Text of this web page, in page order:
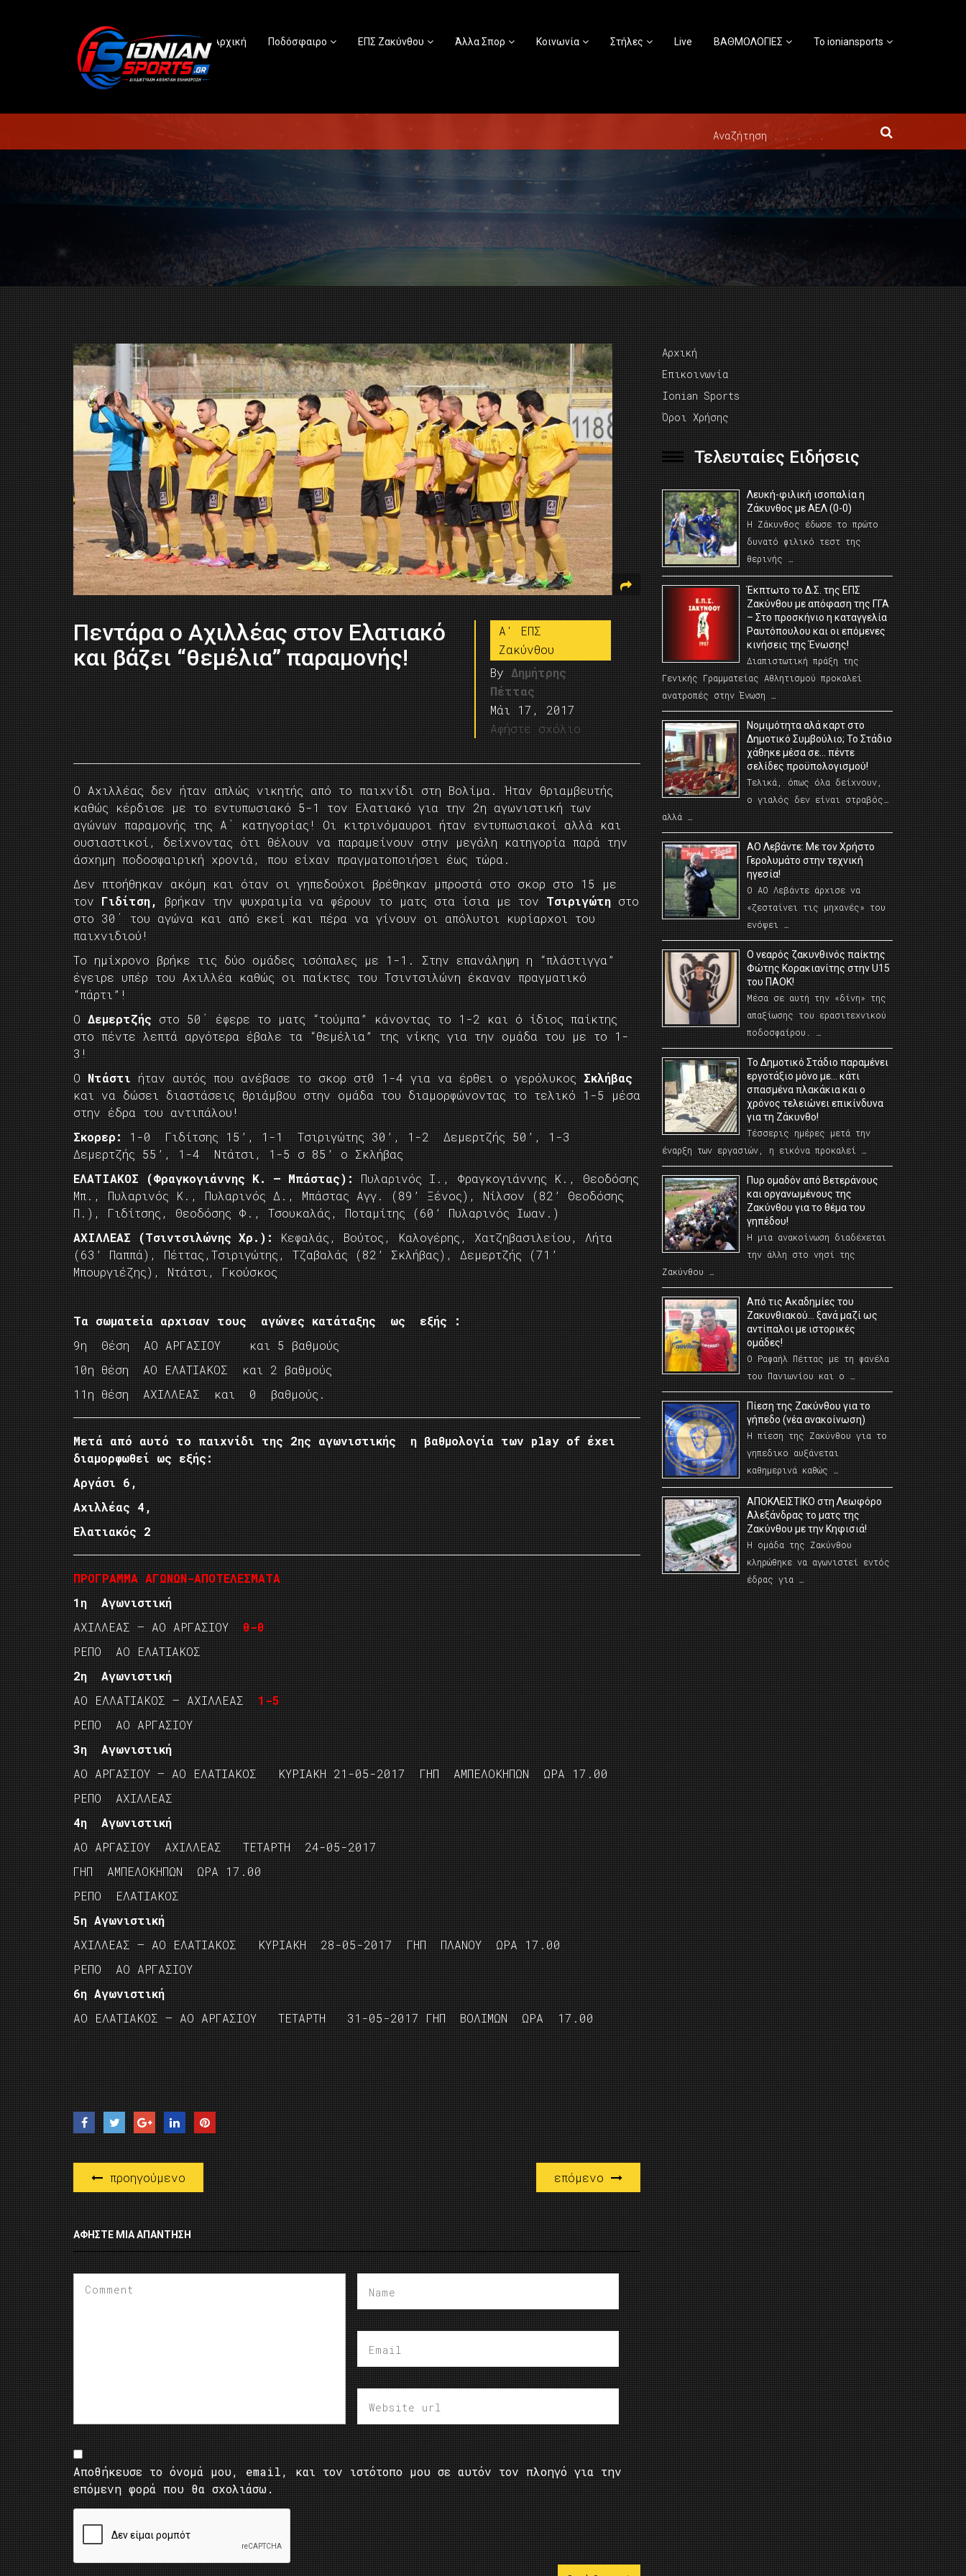
Αρχική Ποδόσφαιρο ΕΠΣ Ζακύνθου Άλλα Σπορ Κοινωνία Στήλες Live ΒΑΘΜΟΛΟΓΙΕΣ Το ioniansports
Πεντάρα ο Αχιλλέας στον Ελατιακό
και βάζει “θεμέλια” παραμονής!
A' ΕΠΣ
Ζακύνθου
By Δημήτρης
Πέττας
Μάι 17, 2017
Αφήστε σχόλιο
Ο Αχιλλέας δεν ήταν απλώς νικητής από το παιχνίδι στη Βολίμα. Ήταν θριαμβευτής
καθώς κέρδισε με το εντυπωσιακό 5-1 τον Ελατιακό για την 2η αγωνιστική των
αγώνων παραμονής της Α΄ κατηγορίας! Οι κιτρινόμαυροι ήταν εντυπωσιακοί αλλά και
ουσιαστικοί, δείχνοντας ότι θέλουν να παραμείνουν στην μεγάλη κατηγορία παρά την
άσχημη ποδοσφαιρική χρονιά, που είχαν πραγματοποιήσει έως τώρα.
Δεν πτοήθηκαν ακόμη και όταν οι γηπεδούχοι βρέθηκαν μπροστά στο σκορ στο 15 με
τον Γιδίτση, βρήκαν την ψυχραιμία να φέρουν το ματς στα ίσια με τον Τσιριγώτη στο
στο 30΄ του αγώνα και από εκεί και πέρα να γίνουν οι απόλυτοι κυρίαρχοι του
παιχνιδιού!
Το ημίχρονο βρήκε τις δύο ομάδες ισόπαλες με 1-1. Στην επανάληψη η “πλάστιγγα”
έγειρε υπέρ του Αχιλλέα καθώς οι παίκτες του Τσιντσιλώνη έκαναν πραγματικό
“πάρτι”!
Ο Δεμερτζής στο 50΄ έφερε το ματς “τούμπα” κάνοντας το 1-2 και ό ίδιος παίκτης
στο πέντε λεπτά αργότερα έβαλε τα “θεμέλια” της νίκης για την ομάδα του με το 1-
3!
Ο Ντάστι ήταν αυτός που ανέβασε το σκορ στ0 1-4 για να έρθει ο γερόλυκος Σκλήβας
και να δώσει διαστάσεις θριάμβου στην ομάδα του διαμορφώνοντας το τελικό 1-5 μέσα
στην έδρα του αντιπάλου!
Σκορερ:
1-0 Γιδίτσης 15’, 1-1 Τσιριγώτης 30’, 1-2 Δεμερτζής 50’, 1-3
Δεμερτζής 55’, 1-4 Ντάτσι, 1-5 σ 85’ ο Σκλήβας
ΕΛΑΤΙΑΚΟΣ (Φραγκογιάννης Κ. – Μπάστας):
Πυλαρινός Ι., Φραγκογιάννης Κ., Θεοδόσης
Μπ., Πυλαρινός Κ., Πυλαρινός Δ., Μπάστας Αγγ. (89’ Ξένος), Νίλσον (82’ Θεοδόσης
Π.), Γιδίτσης, Θεοδόσης Φ., Τσουκαλάς, Ποταμίτης (60’ Πυλαρινός Ιωαν.)
ΑΧΙΛΛΕΑΣ (Τσιντσιλώνης Χρ.):
Κεφαλάς, Βούτος, Καλογέρης, Χατζηβασιλείου, Λήτα
(63’ Παππά), Πέττας,Τσιριγώτης, Τζαβαλάς (82’ Σκλήβας), Δεμερτζής (71’
Μπουργιέζης), Ντάτσι, Γκούσκος
Τα σωματεία αρχισαν τους αγώνες κατάταξης ως εξής :
9η Θέση ΑΟ ΑΡΓΑΣΙΟΥ και 5 βαθμούς
10η θέση ΑΟ ΕΛΑΤΙΑΚΟΣ και 2 βαθμούς
11η θέση ΑΧΙΛΛΕΑΣ και 0 βαθμούς.
Μετά από αυτό το παιχνίδι της 2ης αγωνιστικής η βαθμολογία των play of έχει
διαμορφωθεί ως εξής:
Aργάσι 6,
Αχιλλέας 4,
Ελατιακός 2
ΠΡΟΓΡΑΜΜΑ ΑΓΩΝΩΝ-ΑΠΟΤΕΛΕΣΜΑΤΑ
1η Αγωνιστική
ΑΧΙΛΛΕΑΣ – ΑΟ ΑΡΓΑΣΙΟΥ 0-0
ΡΕΠΟ ΑΟ ΕΛΑΤΙΑΚΟΣ
2η Αγωνιστική
ΑΟ ΕΛΛΑΤΙΑΚΟΣ – ΑΧΙΛΛΕΑΣ 1-5
ΡΕΠΟ ΑΟ ΑΡΓΑΣΙΟΥ
3η Αγωνιστική
ΑΟ ΑΡΓΑΣΙΟΥ – ΑΟ ΕΛΑΤΙΑΚΟΣ ΚΥΡΙΑΚΗ 21-05-2017 ΓΗΠ ΑΜΠΕΛΟΚΗΠΩΝ ΩΡΑ 17.00
ΡΕΠΟ ΑΧΙΛΛΕΑΣ
4η Αγωνιστική
ΑΟ ΑΡΓΑΣΙΟΥ ΑΧΙΛΛΕΑΣ ΤΕΤΑΡΤΗ 24-05-2017
ΓΗΠ ΑΜΠΕΛΟΚΗΠΩΝ ΩΡΑ 17.00
ΡΕΠΟ ΕΛΑΤΙΑΚΟΣ
5η Αγωνιστική
ΑΧΙΛΛΕΑΣ – ΑΟ ΕΛΑΤΙΑΚΟΣ ΚΥΡΙΑΚΗ 28-05-2017 ΓΗΠ ΠΛΑΝΟΥ ΩΡΑ 17.00
ΡΕΠΟ ΑΟ ΑΡΓΑΣΙΟΥ
6η Αγωνιστική
ΑΟ ΕΛΑΤΙΑΚΟΣ – ΑΟ ΑΡΓΑΣΙΟΥ ΤΕΤΑΡΤΗ 31-05-2017 ΓΗΠ ΒΟΛΙΜΩΝ ΩΡΑ 17.00
προηγούμενο επόμενο
ΑΦΉΣΤΕ ΜΙΑ ΑΠΆΝΤΗΣΗ
Αποθήκευσε το όνομά μου, email, και τον ιστότοπο μου σε αυτόν τον πλοηγό για την
επόμενη φορά που θα σχολιάσω.
Αρχική
Επικοινωνία
Ionian Sports
Όροι Χρήσης
Τελευταίες Ειδήσεις
Λευκή-φιλική ισοπαλία η
Ζάκυνθος με ΑΕΛ (0-0)
Η Ζάκυνθος έδωσε το πρώτο
δυνατό φιλικό τεστ της
θερινής …
Έκπτωτο το Δ.Σ. της ΕΠΣ
Ζακύνθου με απόφαση της ΓΓΑ
– Στο προσκήνιο η καταγγελία
Ραυτόπουλου και οι επόμενες
κινήσεις της Ένωσης!
Διαπιστωτική πράξη της
Γενικής Γραμματείας Αθλητισμού προκαλεί
ανατροπές στην Ένωση …
Νομιμότητα αλά καρτ στο
Δημοτικό Συμβούλιο; Το Στάδιο
χάθηκε μέσα σε… πέντε
σελίδες προϋπολογισμού!
Τελικά, όπως όλα δείχνουν,
ο γιαλός δεν είναι στραβός…
αλλά …
ΑΟ Λεβάντε: Με τον Χρήστο
Γερολυμάτο στην τεχνική
ηγεσία!
Ο ΑΟ Λεβάντε άρχισε να
«ζεσταίνει τις μηχανές» του
ενόψει …
O νεαρός ζακυνθινός παίκτης
Φώτης Κορακιανίτης στην U15
του ΠΑΟΚ!
Μέσα σε αυτή την «δίνη» της
απαξίωσης του ερασιτεχνικού
ποδοσφαίρου. …
Το Δημοτικό Στάδιο παραμένει
εργοτάξιο μόνο με… κάτι
σπασμένα πλακάκια και ο
χρόνος τελειώνει επικίνδυνα
για τη Ζάκυνθο!
Τέσσερις ημέρες μετά την
έναρξη των εργασιών, η εικόνα προκαλεί …
Πυρ ομαδόν από Βετεράνους
και οργανωμένους της
Ζακύνθου για το θέμα του
γηπέδου!
Η μια ανακοίνωση διαδέχεται
την άλλη στο νησί της
Ζακύνθου …
Από τις Ακαδημίες του
Ζακυνθιακού… ξανά μαζί ως
αντίπαλοι με ιστορικές
ομάδες!
Ο Ραφαήλ Πέττας με τη φανέλα
του Πανιωνίου και ο …
Πίεση της Ζακύνθου για το
γήπεδο (νέα ανακοίνωση)
Η πίεση της Ζακύνθου για το
γηπεδικο αυξάνεται
καθημερινά καθώς …
AΠΟΚΛΕΙΣΤΙΚΟ στη Λεωφόρο
Αλεξάνδρας το ματς της
Ζακύνθου με την Κηφισιά!
Η ομάδα της Ζακύνθου
κληρώθηκε να αγωνιστεί εντός
έδρας για …